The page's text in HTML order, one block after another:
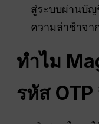
สู่ระบบผ่านบัญ
ความล่าช้าจา
ทำไม
รหัส